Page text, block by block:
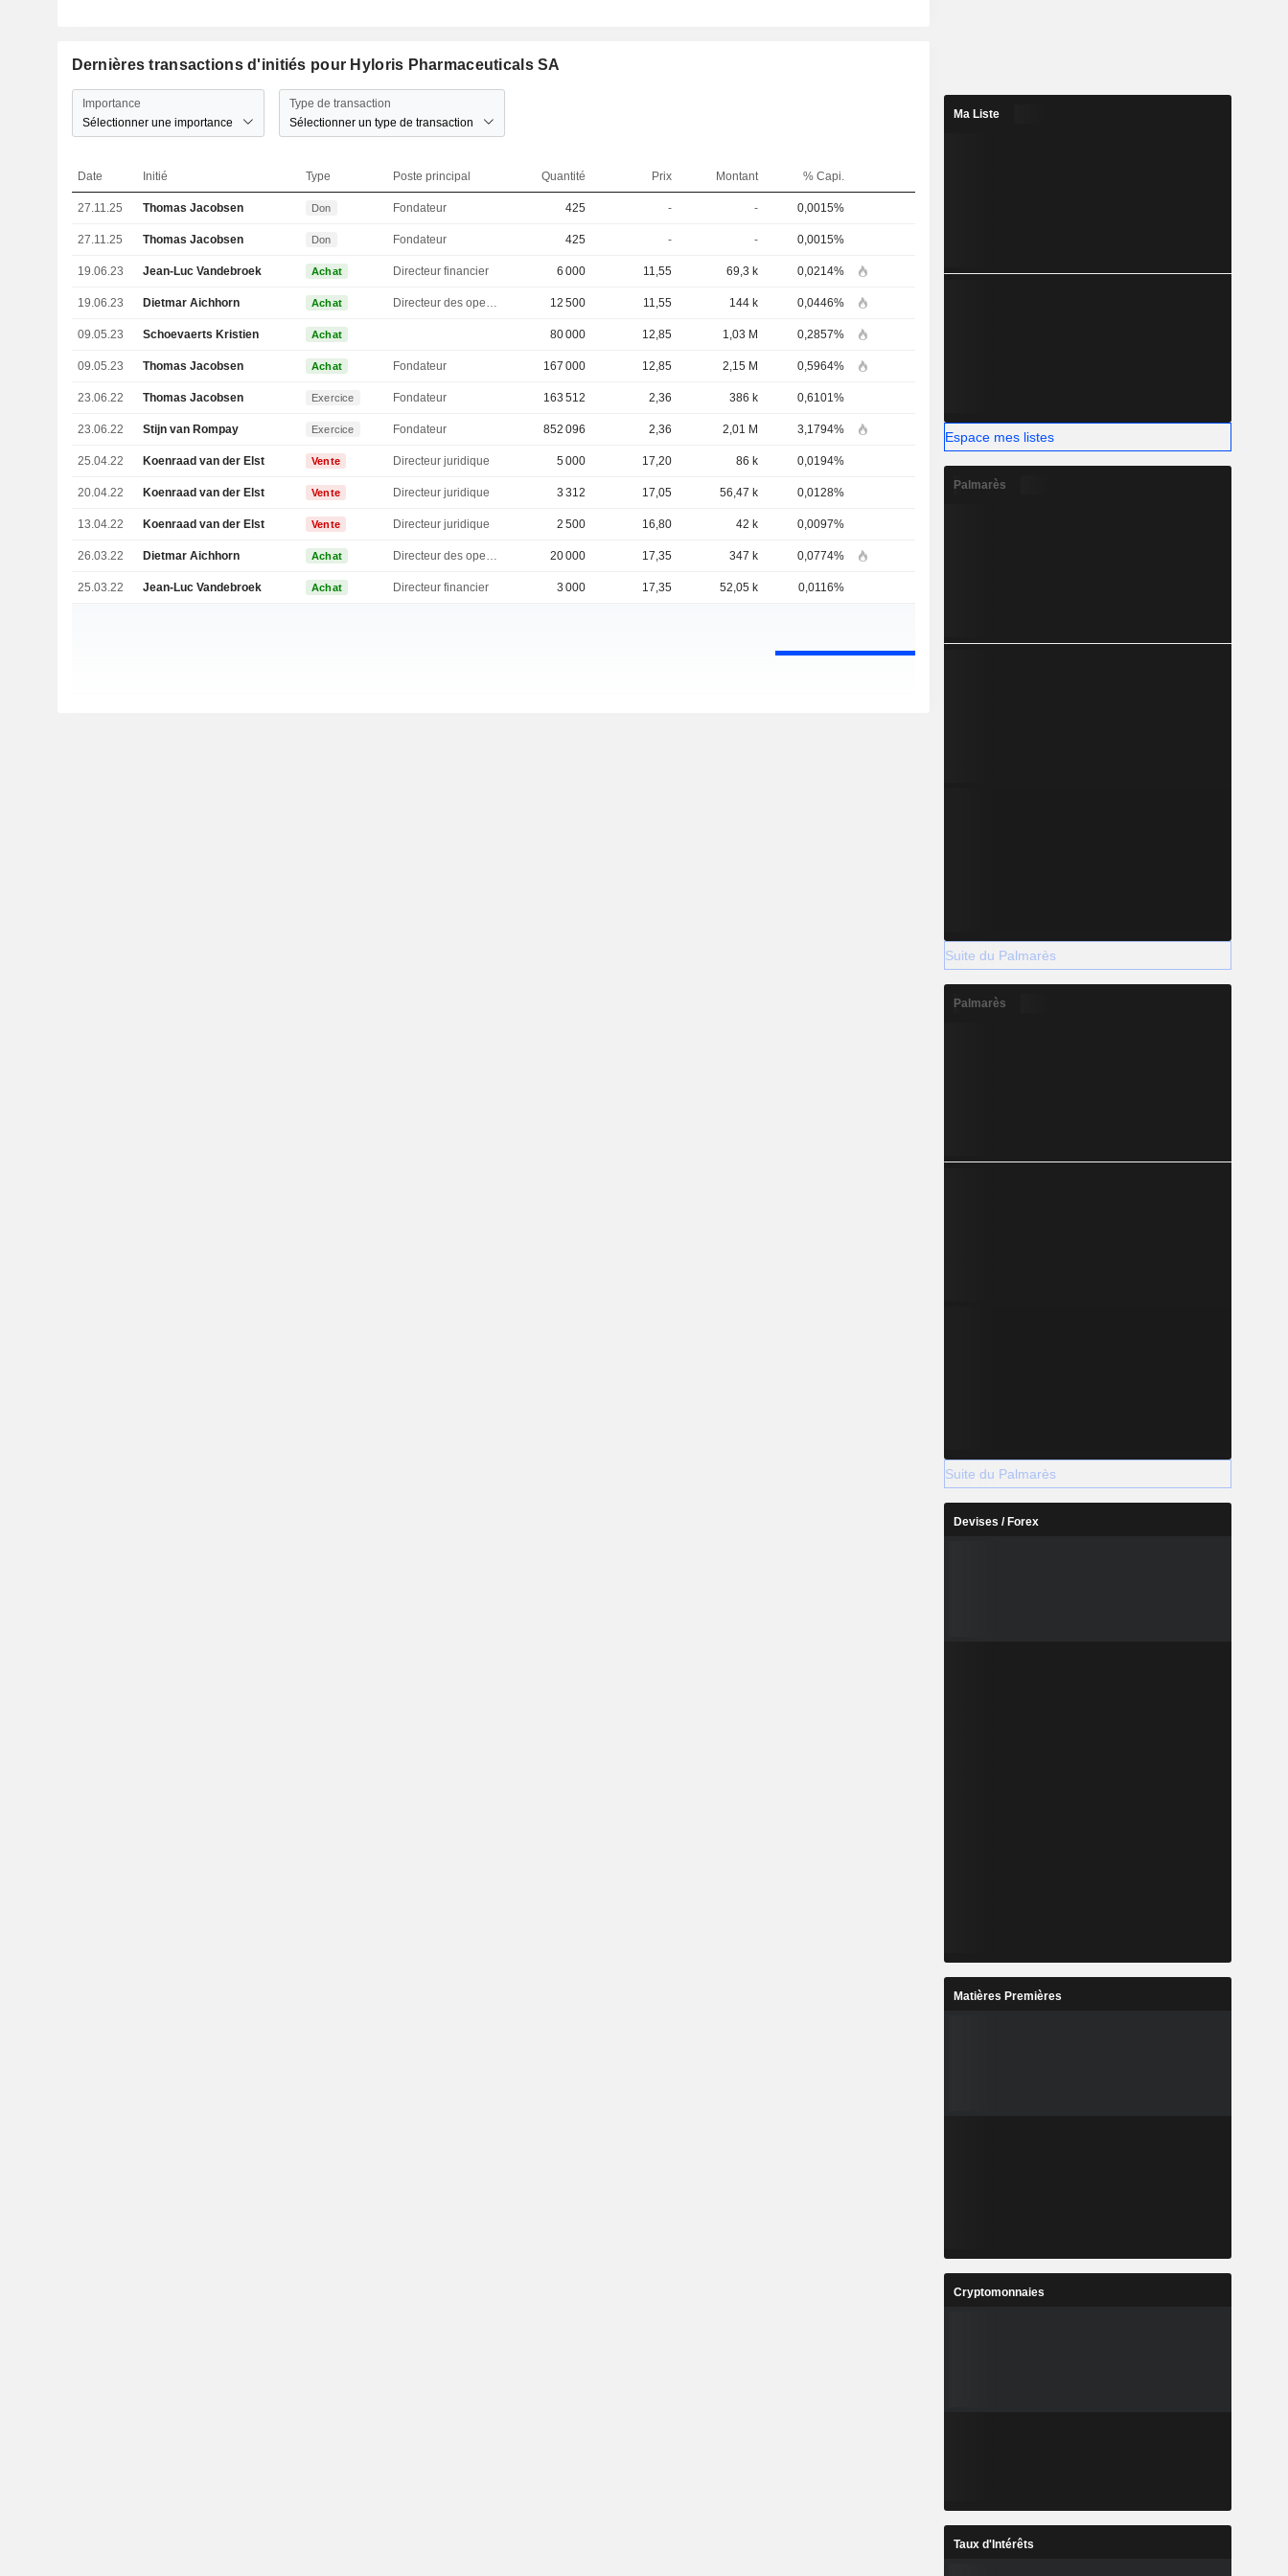
Dernières transactions d'initiés pour Hyloris Pharmaceuticals SA
Importance
Sélectionner une importance
Type de transaction
Sélectionner un type de transaction
Date Initié Type Poste principal Quantité Prix Montant % Capi.
27.11.25 Thomas Jacobsen Don Fondateur 425 - - 0,0015%
27.11.25 Thomas Jacobsen Don Fondateur 425 - - 0,0015%
19.06.23 Jean-Luc Vandebroek Achat Directeur financier 6 000 11,55 69,3 k 0,0214%
19.06.23 Dietmar Aichhorn Achat Directeur des operations 12 500 11,55 144 k 0,0446%
09.05.23 Schoevaerts Kristien Achat 80 000 12,85 1,03 M 0,2857%
09.05.23 Thomas Jacobsen Achat Fondateur 167 000 12,85 2,15 M 0,5964%
23.06.22 Thomas Jacobsen Exercice Fondateur 163 512 2,36 386 k 0,6101%
23.06.22 Stijn van Rompay Exercice Fondateur 852 096 2,36 2,01 M 3,1794%
25.04.22 Koenraad van der Elst Vente Directeur juridique 5 000 17,20 86 k 0,0194%
20.04.22 Koenraad van der Elst Vente Directeur juridique 3 312 17,05 56,47 k 0,0128%
13.04.22 Koenraad van der Elst Vente Directeur juridique 2 500 16,80 42 k 0,0097%
26.03.22 Dietmar Aichhorn Achat Directeur des operations 20 000 17,35 347 k 0,0774%
25.03.22 Jean-Luc Vandebroek Achat Directeur financier 3 000 17,35 52,05 k 0,0116%
Ma Liste
Espace mes listes
Palmarès
Suite du Palmarès
Palmarès
Suite du Palmarès
Devises / Forex
Matières Premières
Cryptomonnaies
Taux d'Intérêts